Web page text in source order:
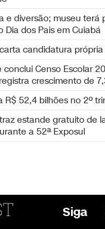
e diversão; museu terá
Dia dos Pais em Cuiabá
candidatura
conclui Censo Escolar
crescimento de
R$ 52,4 bilhões no 2º
estande gratuito de
a 52ª Exposul
Siga